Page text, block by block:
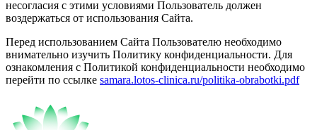
несогласия с этими условиями Пользователь должен
воздержаться от использования Сайта.
Перед использованием Сайта Пользователю необходимо
внимательно изучить Политику конфиденциальности. Для
ознакомления с Политикой конфиденциальности необходимо
перейти по ссылке samara.lotos-clinica.ru/politika-obrabotki.pdf